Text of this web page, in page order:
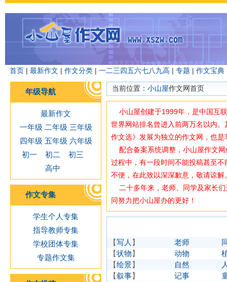
首页 | 最新作文 | 作文分类 | 一二三四五六七八九高 | 专题 | 作文宝典
年级导航
最新作文
一年级 二年级 三年级
四年级 五年级 六年级
初一
初二
初三
高中
作文专集
学生个人专集
指导教师专集
学校团体专集
专题作文集
当前位置： 小山屋作文网首页
小山屋创建于1999年，是中国互
世界网站排名曾进入前两万名以内
作文选》发展为独立的作文网，也
配合备案系统调整，小山屋作文网
过程中，有一段时间不能投稿甚至
不便，在此致以深深歉意，敬请谅解
二十多年来，老师、同学及家长们
同努力把小山屋办的更好！
【写人 】 老师
【状物】 动物
【绘景】 自然
【叙事】 记事